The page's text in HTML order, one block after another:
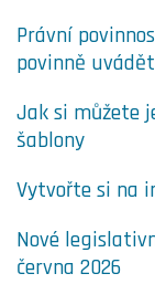
Právní
povinně
Jak si můžete
šablony
Vytvořte si na
Nové
června 2026